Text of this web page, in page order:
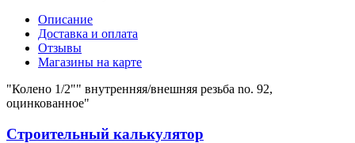
Описание
Доставка и оплата
Отзывы
Магазины на карте
"Колено 1/2"" внутренняя/внешняя резьба no. 92,
оцинкованное"
Строительный калькулятор